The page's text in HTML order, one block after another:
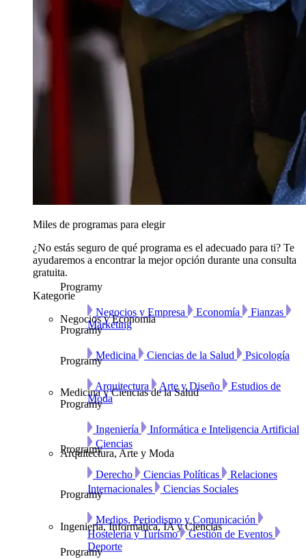
Miles de programas para elegir
¿No estás seguro de qué programa es el adecuado para ti? Te
ayudaremos a encontrar la mejor opción durante una consulta
gratuita.
Kategorie
Negocios y Economía
Programy
Negocios y Empresa Economía
Fianzas
Marketing
Medicina y Ciencias de la Salud
Programy
Medicina Ciencias de la Salud Psicología
Arquitectura, Arte y Moda
Programy
Arquitectura Arte y Diseño
Estudios de
Moda
Ingeniería, Informática, IA y Ciencias
Programy
Ingeniería
Informática e Inteligencia Artificial
Ciencias
Programy
Derecho Ciencias Políticas
Relaciones
Internacionales
Ciencias Sociales
Programy
Medios, Periodismo y Comunicación
Hostelería y Turismo
Gestión de Eventos
Deporte
Programy